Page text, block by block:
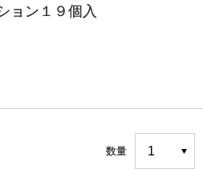
ョン１９個入
数量